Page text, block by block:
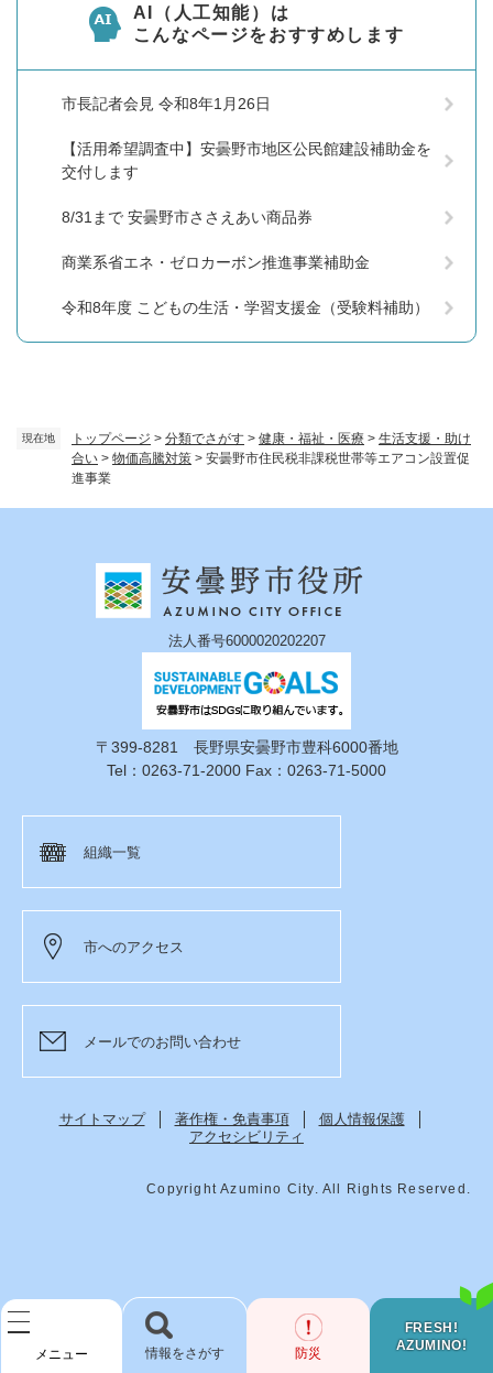
メニュー
現在地 トップページ > 分類でさがす > 健康・福祉・医療 > 生活支援・助け
合い > 物価高騰対策 > 安曇野市住民税非課税世帯等エアコン設置促
進事業
AI（人工知能）は
こんなページをおすすめします
市長記者会見 令和8年1月26日
【活用希望調査中】安曇野市地区公民館建設補助金を
交付します
8/31まで 安曇野市ささえあい商品券
商業系省エネ・ゼロカーボン推進事業補助金
令和8年度 こどもの生活・学習支援金（受験料補助）
FRESH!
AZUMINO!
検
防災
法人番号6000020202207
〒399-8281 長野県安曇野市豊科6000番地
Tel：0263-71-2000 Fax：0263-71-5000
組織一覧
市へのアクセス
メールでのお問い合わせ
サイトマップ 著作権・免責事項
個人情報保護
アクセシビリティ
Copyright Azumino City. All Rights Reserved.